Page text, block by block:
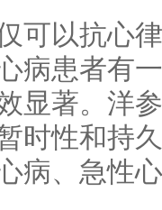
可以抗心
病患者有
显著。洋
时性和持
病、急性